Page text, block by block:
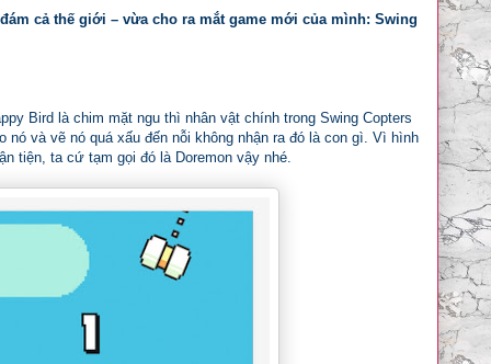
cả thế giới – vừa cho ra mắt game mới của mình: Swing
Bird là chim mặt ngu thì nhân vật chính trong Swing Copters
và vẽ nó quá xấu đến nỗi không nhận ra đó là con gì. Vì hình
tiện, ta cứ tạm gọi đó là Doremon vậy nhé.